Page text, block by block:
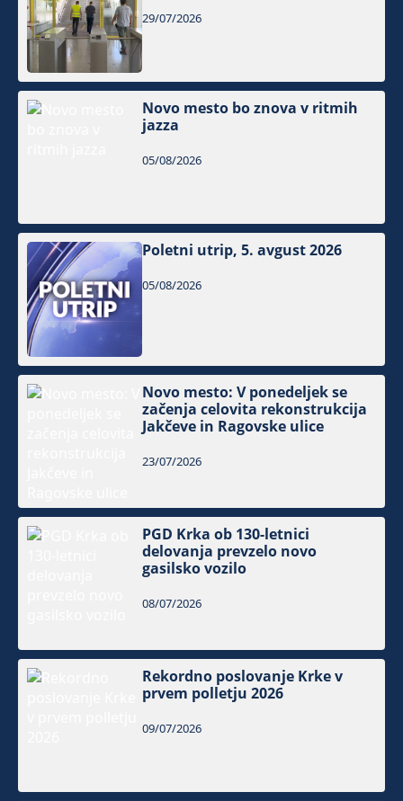
29/07/2026
Novo mesto bo znova v ritmih
jazza
05/08/2026
Poletni utrip, 5. avgust 2026
05/08/2026
Novo mesto: V ponedeljek se
začenja celovita rekonstrukcija
Jakčeve in Ragovske ulice
23/07/2026
PGD Krka ob 130-letnici
delovanja prevzelo novo
gasilsko vozilo
08/07/2026
Rekordno poslovanje Krke v
prvem polletju 2026
09/07/2026